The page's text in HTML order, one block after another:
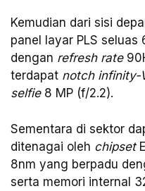
Kemudian dari sisi
panel layar PLS seluas
dengan refresh rate
terdapat notch infinity-
selfie8 MP (f/2.2).
Sementara di sektor
ditenagai oleh chipset
8nm yang berpadu
serta memori internal